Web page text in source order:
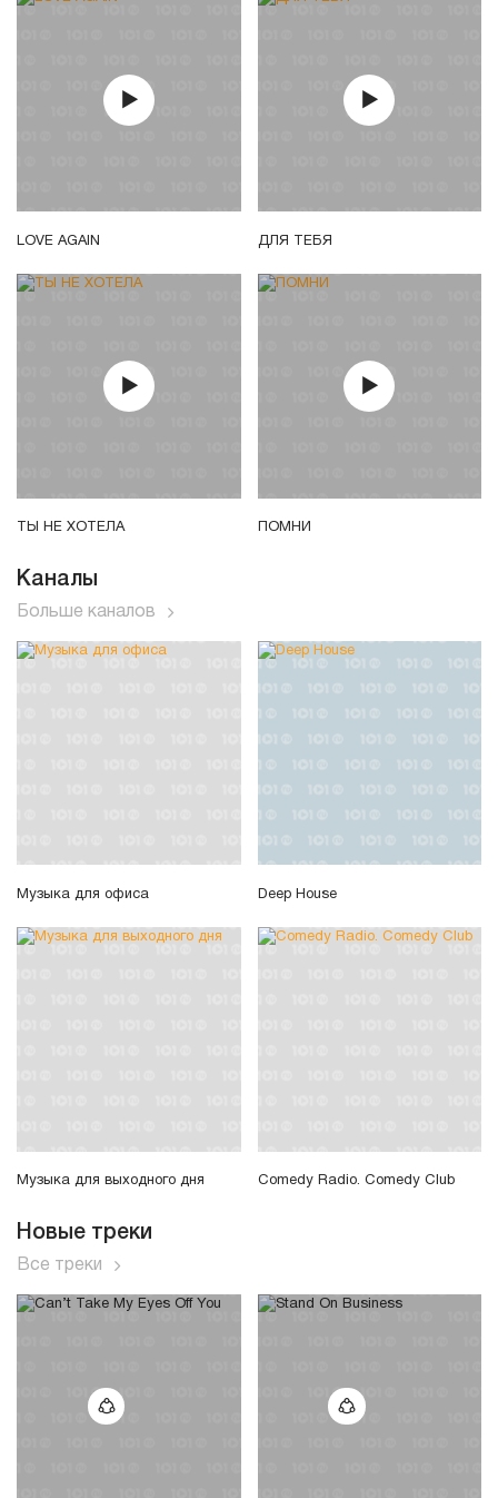
LOVE AGAIN ДЛЯ ТЕБЯ
ТЫ НЕ ХОТЕЛА ПОМНИ
Каналы
Больше каналов
Музыка для офиса Deep House
Музыка для выходного дня Comedy Radio. Comedy Club
Новые треки
Все треки